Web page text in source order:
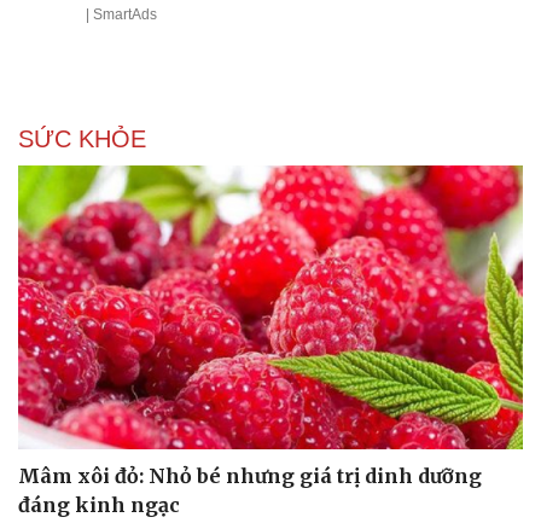
Di sản
| SmartAds
SỨC KHỎE
Mâm xôi đỏ: Nhỏ bé nhưng giá trị dinh dưỡng
đáng kinh ngạc